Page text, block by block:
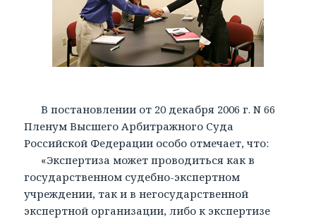
В постановлении от 20 декабря 2006 г. N 66
Пленум Высшего Арбитражного Суда
Российской Федерации особо отмечает, что:
«Экспертиза может проводиться как в
государственном судебно-экспертном
учреждении, так и в негосударственной
экспертной организации, либо к экспертизе